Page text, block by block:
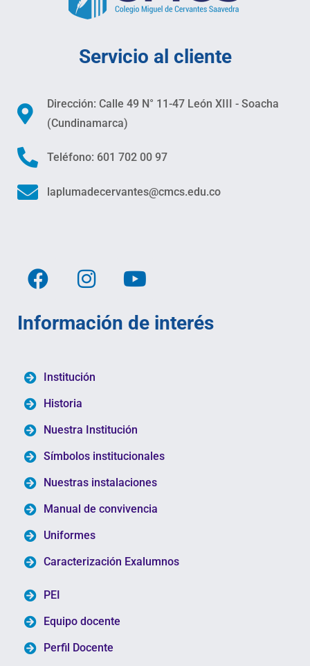
Servicio al cliente
Dirección: Calle 49 N° 11-47 León XIII - Soacha
(Cundinamarca)
Teléfono: 601 702 00 97
laplumadecervantes@cmcs.edu.co
Información de interés
Institución
Historia
Nuestra Institución
Símbolos institucionales
Nuestras instalaciones
Manual de convivencia
Uniformes
Caracterización Exalumnos
PEI
Equipo docente
Perfil Docente